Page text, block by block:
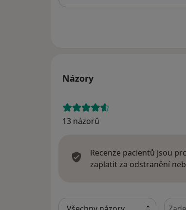
Názory
13 názorů
Recenze pacientů jsou
zaplatit za odstranění